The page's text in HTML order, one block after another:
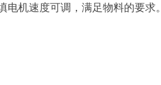
电机速度可调，满足物料的要求。